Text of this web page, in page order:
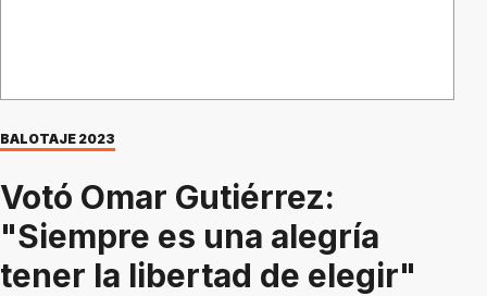
BALOTAJE 2023
Votó Omar Gutiérrez:
"Siempre es una alegría
tener la libertad de elegir"